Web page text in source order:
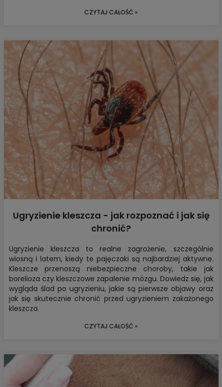
CZYTAJ CAŁOŚĆ »
Ugryzienie kleszcza - jak rozpoznać i jak się
chronić?
Ugryzienie kleszcza to realne zagrożenie, szczególnie
wiosną i latem, kiedy te pajęczaki są najbardziej aktywne.
Kleszcze przenoszą niebezpieczne choroby, takie jak
borelioza czykleszczowe zapalenie mózgu. Dowiedz się, jak
wygląda ślad po ugryzieniu, jakie są pierwsze objawy oraz
jak się skutecznie chronić przed ugryzieniem zakażonego
kleszcza.
CZYTAJ CAŁOŚĆ »